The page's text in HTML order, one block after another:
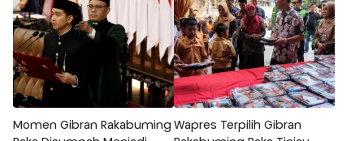
Momen Gibran Rakabuming Wapres Terpilih Gibran